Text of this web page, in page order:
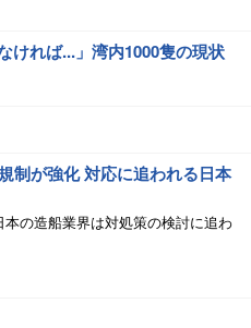
ければ...」湾内1000隻の現状
制が強化 対応に追われる日本
の造船業界は対処策の検討に追わ